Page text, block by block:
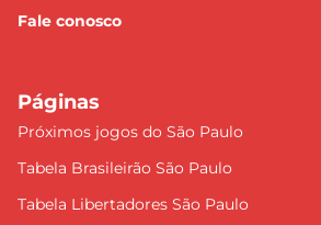
Fale conosco
Páginas
Próximos jogos do São Paulo
Tabela Brasileirão São Paulo
Tabela Libertadores São Paulo